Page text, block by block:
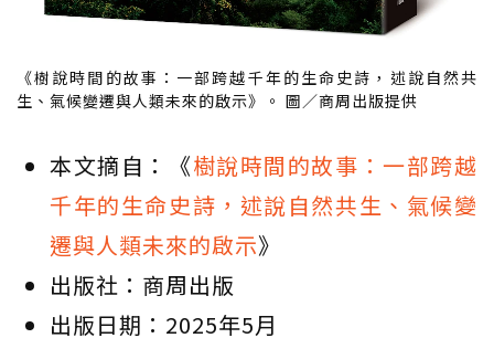
《樹說時間的故事：一部跨越千年的生命史詩，述說自然共
生、氣候變遷與人類未來的啟示》。 圖／商周出版提供
本文摘自：《樹說時間的故事：一部跨越
千年的生命史詩，述說自然共生、氣候變
遷與人類未來的啟示》
出版社：商周出版
出版日期：2025年5月